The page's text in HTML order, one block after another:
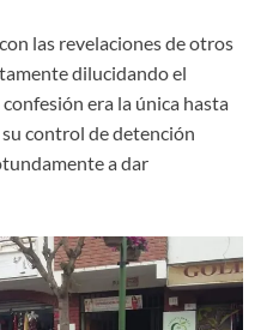
las revelaciones de otros
dilucidando el
era la única hasta
control de detención
a dar